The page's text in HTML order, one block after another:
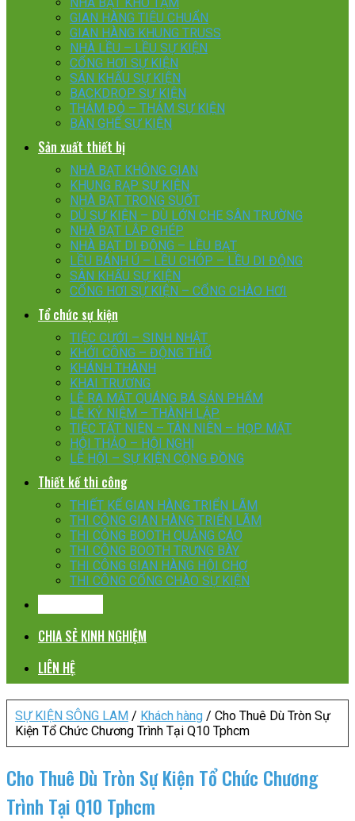
GIAN HÀNG TIÊU CHUẨN
GIAN HÀNG KHUNG TRUSS
NHÀ LỀU – LỀU SỰ KIỆN
CỔNG HƠI SỰ KIỆN
SÂN KHẤU SỰ KIỆN
BACKDROP SỰ KIỆN
THẢM ĐỎ – THẢM SỰ KIỆN
BÀN GHẾ SỰ KIỆN
Sản xuất thiết bị
NHÀ BẠT KHÔNG GIAN
KHUNG RẠP SỰ KIỆN
NHÀ BẠT TRONG SUỐT
DÙ SỰ KIỆN – DÙ LỚN CHE SÂN TRƯỜNG
NHÀ BẠT LẮP GHÉP
NHÀ BẠT DI ĐỘNG – LỀU BẠT
LỀU BÁNH Ú – LỀU CHÓP – LỀU DI ĐỘNG
SÂN KHẤU SỰ KIỆN
CỔNG HƠI SỰ KIỆN – CỔNG CHÀO HƠI
Tổ chức sự kiện
TIỆC CƯỚI – SINH NHẬT
KHỞI CÔNG – ĐỘNG THỔ
KHÁNH THÀNH
KHAI TRƯƠNG
LỄ RA MẮT QUÁNG BÁ SẢN PHẨM
LỄ KỶ NIỆM – THÀNH LẬP
TIỆC TẤT NIÊN – TÂN NIÊN – HỌP MẶT
HỘI THẢO – HỘI NGHỊ
LỄ HỘI – SỰ KIỆN CỘNG ĐỒNG
Thiết kế thi công
THIẾT KẾ GIAN HÀNG TRIỂN LÃM
THI CÔNG GIAN HÀNG TRIỂN LÃM
THI CÔNG BOOTH QUẢNG CÁO
THI CÔNG BOOTH TRƯNG BÀY
THI CÔNG GIAN HÀNG HỘI CHỢ
THI CÔNG CỔNG CHÀO SỰ KIỆN
CHIA SẺ KINH NGHIỆM
LIÊN HỆ
SỰ KIỆN SÔNG LAM / Khách hàng / Cho Thuê Dù Tròn Sự
Kiện Tổ Chức Chương Trình Tại Q10 Tphcm
Cho Thuê Dù Tròn Sự Kiện Tổ Chức Chương
Trình Tại Q10 Tphcm